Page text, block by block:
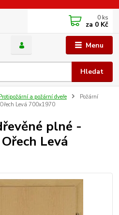
Menu
Hledat
0 ks
za 0 Kč
a požární dveře
Požární
Levá 700x1970
plné -
Levá